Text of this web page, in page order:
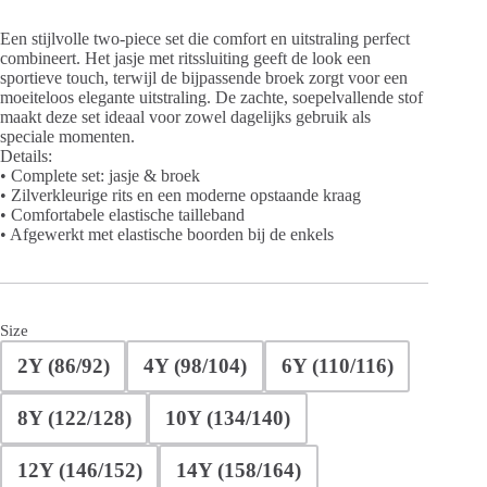
Een stijlvolle two-piece set die comfort en uitstraling perfect
combineert. Het jasje met ritssluiting geeft de look een
sportieve touch, terwijl de bijpassende broek zorgt voor een
moeiteloos elegante uitstraling. De zachte, soepelvallende stof
maakt deze set ideaal voor zowel dagelijks gebruik als
speciale momenten.
Details:
• Complete set: jasje & broek
• Zilverkleurige rits en een moderne opstaande kraag
• Comfortabele elastische tailleband
• Afgewerkt met elastische boorden bij de enkels
Size
2Y (86/92) 4Y (98/104) 6Y (110/116)
8Y (122/128) 10Y (134/140)
12Y (146/152) 14Y (158/164)